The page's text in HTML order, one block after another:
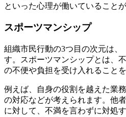
といった心理が働いていること
スポーツマンシップ
組織市民行動の3つ目の次元は
す。スポーツマンシップとは、
の不便や負担を受け入れることを
例えば、自身の役割を越えた業
の対応などが考えられます。他
に対して、不満を言わずに対処